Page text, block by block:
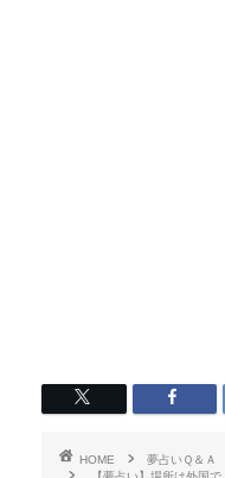
HOME
夢占いＱ＆Ａ